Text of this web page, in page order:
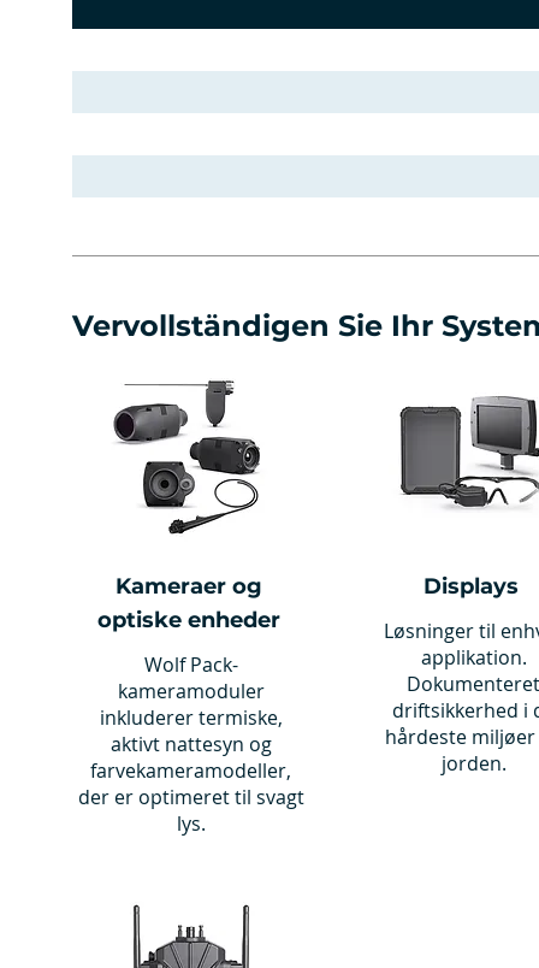
Vervollständigen Sie Ihr
Kameraer og
optiske enheder
Wolf Pack-
kameramoduler
inkluderer termiske,
aktivt nattesyn og
farvekameramodeller,
der er optimeret til svagt
lys.
Displays
Løsninger til
applikation.
Dokumenteret
driftsikkerhed i
hårdeste miljøer
jorden.